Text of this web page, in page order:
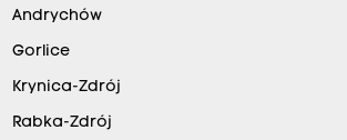
Andrychów
Gorlice
Krynica-Zdrój
Rabka-Zdrój